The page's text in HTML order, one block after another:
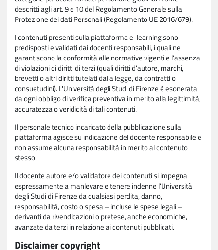
descritti agli art. 9 e 10 del Regolamento Generale sulla
Protezione dei dati Personali (Regolamento UE 2016/679).
I contenuti presenti sulla piattaforma e-learning sono
predisposti e validati dai docenti responsabili, i quali ne
garantiscono la conformità alle normative vigenti e l'assenza
di violazioni di diritti di terzi (quali diritti d'autore, marchi,
brevetti o altri diritti tutelati dalla legge, da contratti o
consuetudini). L'Università degli Studi di Firenze è esonerata
da ogni obbligo di verifica preventiva in merito alla legittimità,
accuratezza o veridicità di tali contenuti.
Il personale tecnico incaricato della pubblicazione sulla
piattaforma agisce su indicazione del docente responsabile e
non assume alcuna responsabilità in merito al contenuto
stesso.
Il docente autore e/o validatore dei contenuti si impegna
espressamente a manlevare e tenere indenne l'Università
degli Studi di Firenze da qualsiasi perdita, danno,
responsabilità, costo o spesa – incluse le spese legali –
derivanti da rivendicazioni o pretese, anche economiche,
avanzate da terzi in relazione ai contenuti pubblicati.
Disclaimer copyright